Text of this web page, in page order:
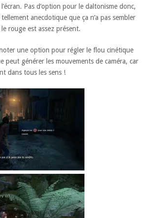
Pas d’option pour le daltonisme donc,
anecdotique que ça n’a pas sembler
rouge est assez présent.
une option pour régler le flou cinétique
peut générer les mouvements de caméra, car
dans tous les sens !